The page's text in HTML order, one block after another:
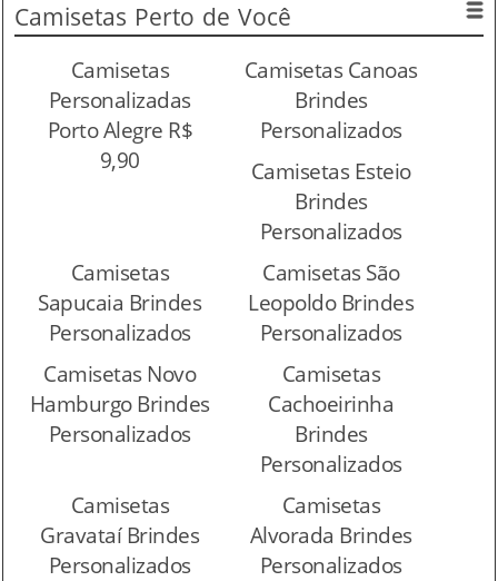
Camisetas Perto de Você
Camisetas
Personalizadas
Porto Alegre R$
9,90
Camisetas Canoas
Brindes
Personalizados
Camisetas Esteio
Brindes
Personalizados
Camisetas
Sapucaia Brindes
Personalizados
Camisetas São
Leopoldo Brindes
Personalizados
Camisetas Novo
Hamburgo Brindes
Personalizados
Camisetas
Cachoeirinha
Brindes
Personalizados
Camisetas
Gravataí Brindes
Personalizados
Camisetas
Alvorada Brindes
Personalizados